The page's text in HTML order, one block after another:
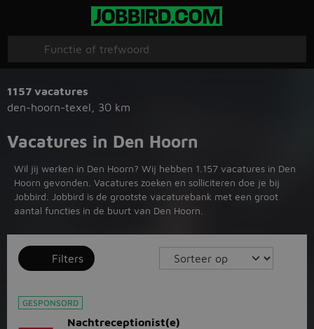
1157 vacatures
den-hoorn-texel
30 km
Vacatures in Den Hoorn
Wil jij werken in Den Hoorn? Wij hebben 1.157 vacatures in Den
Hoorn gevonden. Vacatures zoeken en solliciteren doe je bij
Jobbird. Jobbird is de grootste vacaturebank met een groot
aantal functies in de buurt van Den Hoorn.
Filters
GESPONSORD
Nachtreceptionist(e)